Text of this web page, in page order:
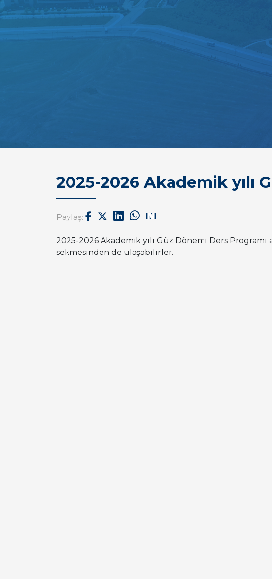
2025-2026 Akademik yılı
Paylaş:
2025-2026 Akademik yılı Güz Dönemi Ders
sekmesinden de ulaşabilirler.